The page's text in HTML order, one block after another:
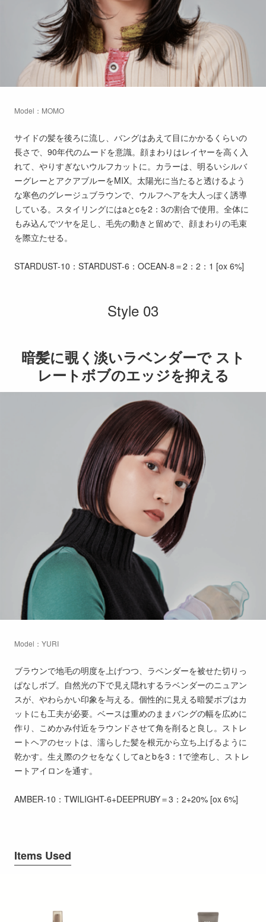
Model：MOMO
サイドの髪を後ろに流し、バングはあえて目にかかるくらいの
長さで、90年代のムードを意識。顔まわりはレイヤーを高く入
れて、やりすぎないウルフカットに。カラーは、明るいシルバ
ーグレーとアクアブルーをMIX。太陽光に当たると透けるよう
な寒色のグレージュブラウンで、ウルフヘアを大人っぽく誘導
している。スタイリングにはaとcを2：3の割合で使用。全体に
もみ込んでツヤを足し、毛先の動きと留めで、顔まわりの毛束
を際立たせる。
STARDUST-10：STARDUST-6：OCEAN-8＝2：2：1 [ox 6%]
Style 03
暗髪に覗く淡いラベンダーで スト
レートボブのエッジを抑える
Model：YURI
ブラウンで地毛の明度を上げつつ、ラベンダーを被せた切りっ
ぱなしボブ。自然光の下で見え隠れするラベンダーのニュアン
スが、やわらかい印象を与える。個性的に見える暗髪ボブはカ
ットにも工夫が必要。ベースは重めのままバングの幅を広めに
作り、こめかみ付近をラウンドさせて角を削ると良し。ストレ
ートヘアのセットは、濡らした髪を根元から立ち上げるように
乾かす。生え際のクセをなくしてaとbを3：1で塗布し、ストレ
ートアイロンを通す。
AMBER-10：TWILIGHT-6+DEEPRUBY＝3：2+20% [ox 6%]
Items Used